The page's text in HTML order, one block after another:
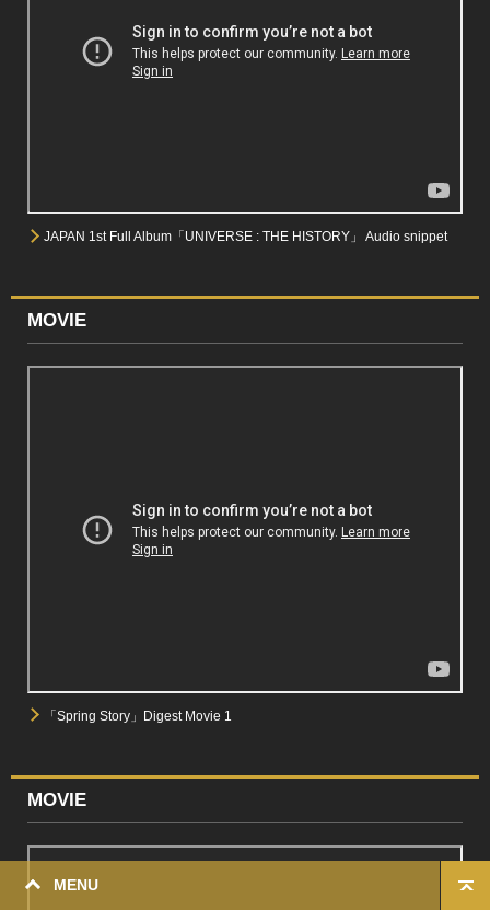
MENU
JAPAN 1st Full Album「UNIVERSE : THE HISTORY」 Audio snippet
MOVIE
「Spring Story」Digest Movie 1
MOVIE